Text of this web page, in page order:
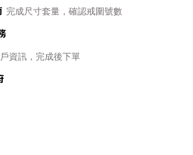
完成尺寸套量，確認戒圍號數
資訊，完成後下單